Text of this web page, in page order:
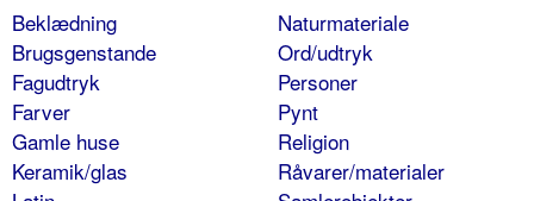
Beklædning
Brugsgenstande
Fagudtryk
Farver
Gamle huse
Keramik/glas
Naturmateriale
Ord/udtryk
Personer
Pynt
Religion
Råvarer/materialer